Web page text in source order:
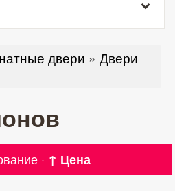
двери » Двери
· ↑ Цена